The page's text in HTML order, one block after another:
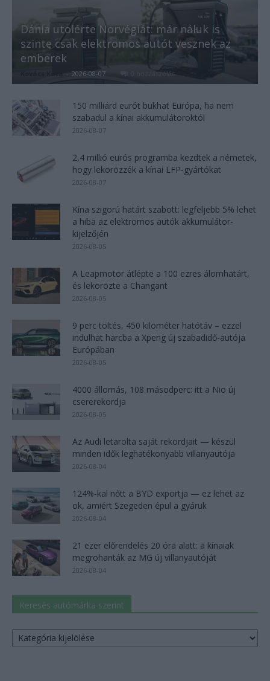
Dánia utolérte Norvégiát: már náluk is
szinte csak elektromos autót vesznek az
emberek
- 2026-08-07 0 hozzászólás
150 milliárd eurót bukhat Európa, ha nem
szabadul a kínai akkumulátoroktól
2026-08-07
2,4 millió eurós programba kezdtek a németek,
hogy lekörözzék a kínai LFP-gyártókat
2026-08-07
Kína szigorú határt szabott: legfeljebb 5% lehet
a hiba az elektromos autók akkumulátor-
kijelzőjén
2026-08-05
A Leapmotor átlépte a 100 ezres álomhatárt,
és lekörözte a Changant
2026-08-05
9 perc töltés, 450 kilométer hatótáv – ezzel
indulhat harcba a Xpeng új szabadidő-autója
Európában
2026-08-05
4000 állomás, 108 másodperc: itt a Nio új
csererekordja
2026-08-05
Az Audi letarolta saját rekordjait — készül
minden idők leghatékonyabb villanyautója
2026-08-04
124%-kal nőtt a BYD exportja — ez lehet az
ok, amiért Szegeden épül a gyáruk
2026-08-04
21 ezer előrendelés 20 óra alatt: a kínaiak
megrohanták az MG új villanyautóját
2026-08-04
Keresés autómárka szerint
Keresés
autómárka